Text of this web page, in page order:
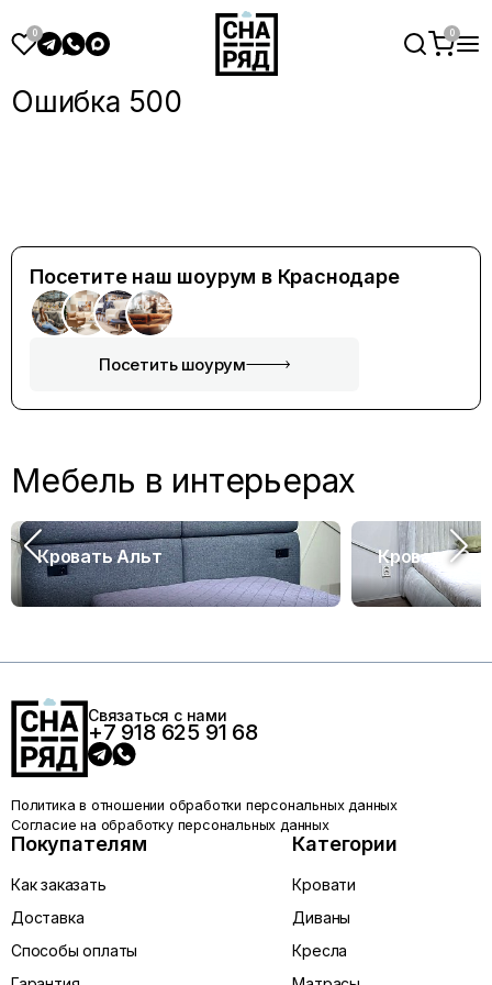
Ошибка 500
Посетите наш шоурум в Краснодаре
Посетить шоурум
Мебель в интерьерах
Кровать Альт Кровать
Связаться с нами
+7 918 625 91 68
Политика в отношении обработки персональных данных
Согласие на обработку персональных данных
Покупателям
Как заказать
Доставка
Способы оплаты
Категории
Кровати
Диваны
Кресла